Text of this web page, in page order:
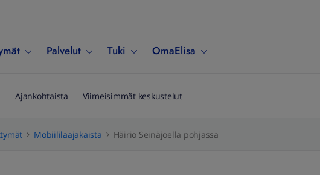
Palvelut Tuki OmaElisa
Ajankohtaista Viimeisimmät keskustelut
Mobiililaajakaista Häiriö Seinäjoella pohjassa